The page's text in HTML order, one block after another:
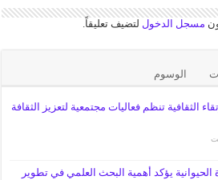
مسجل الدخول لتضيف تعليقاً.
الوسوم
الثقافية تنظم فعاليات مجتمعية لتعزيز الثقافة
الحيوانية يؤكد أهمية البحث العلمي في تطوير